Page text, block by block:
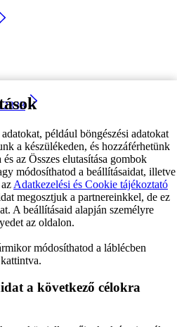
például böngészési adatokat
a készülékeden, és hozzáférhetünk
az Összes elutasítása gombok
módosíthatod a beállításaidat, illetve
Adatkezelési és Cookie tájékoztató
megosztjuk a partnereinkkel, de ez
A beállításaid alapján személyre
az oldalon.
módosíthatod a láblécben
a következő célokra